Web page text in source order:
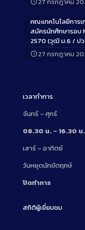
คณะเทคโนโลยีการ
สมัครนักศึกษารอบ
2570 (วุฒิ ม.6 / ป
27 กรกฎาคม
เวลาทำการ
จันทร์ – ศุกร์
08.30 น. – 16.30 น.
เสาร์ – อาทิตย์
วันหยุดนักขัตฤกษ์
ปิดทำการ
สถิติผู้เยี่ยมชม